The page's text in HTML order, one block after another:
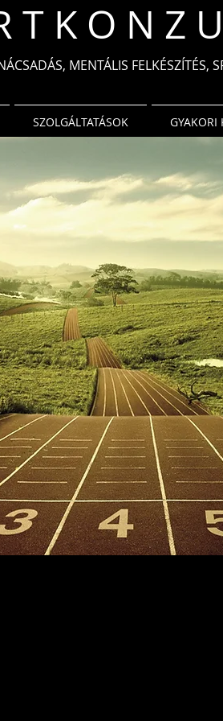
T K O N Z
MENTÁLIS FELKÉSZÍTÉS,
SZOLGÁLTATÁSOK GYAKORI